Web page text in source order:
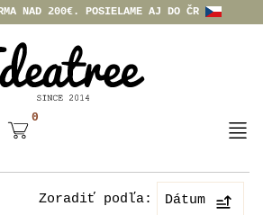
NAD 200€. POSIELAME AJ DO ČR
0
Zoradiť podľa: Dátum